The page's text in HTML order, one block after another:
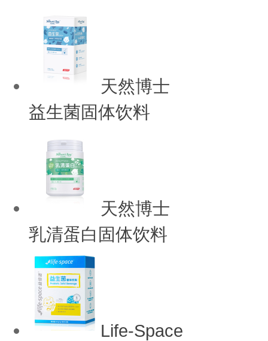
天然博士
益生菌固体饮料
天然博士
乳清蛋白固体饮料
Life-Space